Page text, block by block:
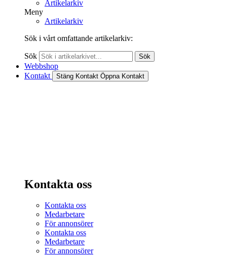
Artikelarkiv
Meny
Artikelarkiv
Sök i vårt omfattande artikelarkiv:
Sök Sök
Webbshop
Kontakt
Stäng Kontakt Öppna Kontakt
Kontakta oss
Kontakta oss
Medarbetare
För annonsörer
Kontakta oss
Medarbetare
För annonsörer